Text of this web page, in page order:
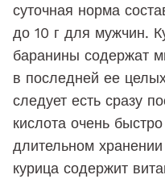
суточная норма
до 10 г для мужчин.
баранины содержат
в последней ее
следует есть сразу
кислота очень
длительном
курица содержит